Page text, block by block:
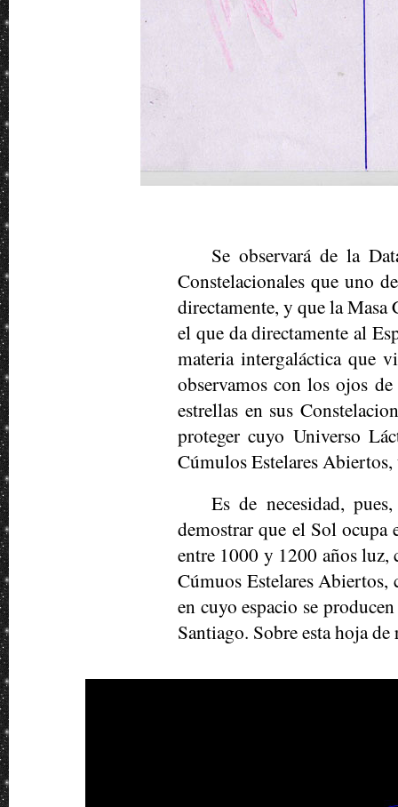
Se observará de la
Constelacionales que uno
directamente, y que la
el que da directamente al
materia intergaláctica que
observamos con los ojos
estrellas en sus
proteger cuyo Universo
Cúmulos Estelares
Es de necesidad,
demostrar que el Sol ocupa
entre 1000 y 1200 años
Cúmuos Estelares Abiertos,
en cuyo espacio se
Santiago. Sobre esta hoja